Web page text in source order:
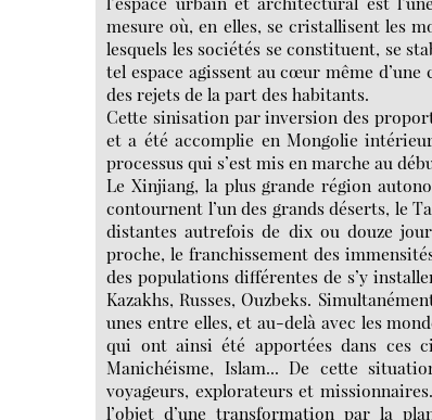
mesure où, en elles, se cristallisent les
lesquels les sociétés se constituent, se
tel espace agissent au cœur même
des rejets de la part des habitants.
Cette sinisation par inversion des
et a été accomplie en Mongolie
processus qui s’est mis en marche au
Le Xinjiang, la plus grande région
contournent l’un des grands déserts, le
distantes autrefois de dix ou douze
proche, le franchissement des
des populations différentes de s’y
Kazakhs, Russes, Ouzbeks.
unes entre elles, et au-delà avec les
qui ont ainsi été apportées dans ces
Manichéisme, Islam... De cette
voyageurs, explorateurs et
l’objet d’une transformation par la